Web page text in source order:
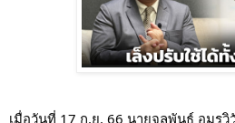
เมื่อวันที่ 17 ก.ย. 66 นายจุลพันธ์ อมร